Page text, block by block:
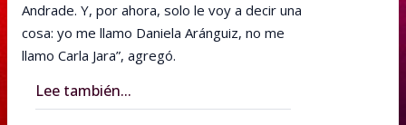
Andrade. Y, por ahora, solo le voy a decir una
cosa: yo me llamo Daniela Aránguiz, no me
llamo Carla Jara”, agregó.
Lee también...